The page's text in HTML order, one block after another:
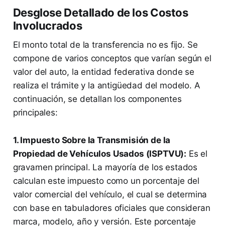
Desglose Detallado de los Costos
Involucrados
El monto total de la transferencia no es fijo. Se
compone de varios conceptos que varían según el
valor del auto, la entidad federativa donde se
realiza el trámite y la antigüedad del modelo. A
continuación, se detallan los componentes
principales:
1. Impuesto Sobre la Transmisión de la
Propiedad de Vehículos Usados (ISPTVU): Es el
gravamen principal. La mayoría de los estados
calculan este impuesto como un porcentaje del
valor comercial del vehículo, el cual se determina
con base en tabuladores oficiales que consideran
marca, modelo, año y versión. Este porcentaje